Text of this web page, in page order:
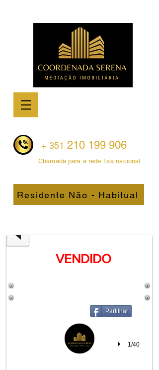
+ 351 210 199 906
Chamada para a rede fixa nacional
Residente Não - Habitual
1/40
Partilhar
VENDIDO